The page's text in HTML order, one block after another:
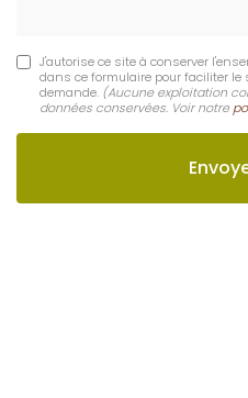
J'autorise ce site à conserver
dans ce formulaire pour faciliter le
demande. (Aucune exploitation
données conservées. Voir notre